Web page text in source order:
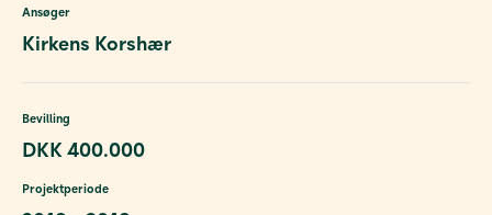
Ansøger
Kirkens Korshær
Bevilling
DKK 400.000
Projektperiode